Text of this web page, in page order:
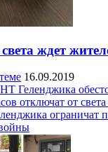
ждет
16.09.2019
Геленджика
отключат от
ограничат